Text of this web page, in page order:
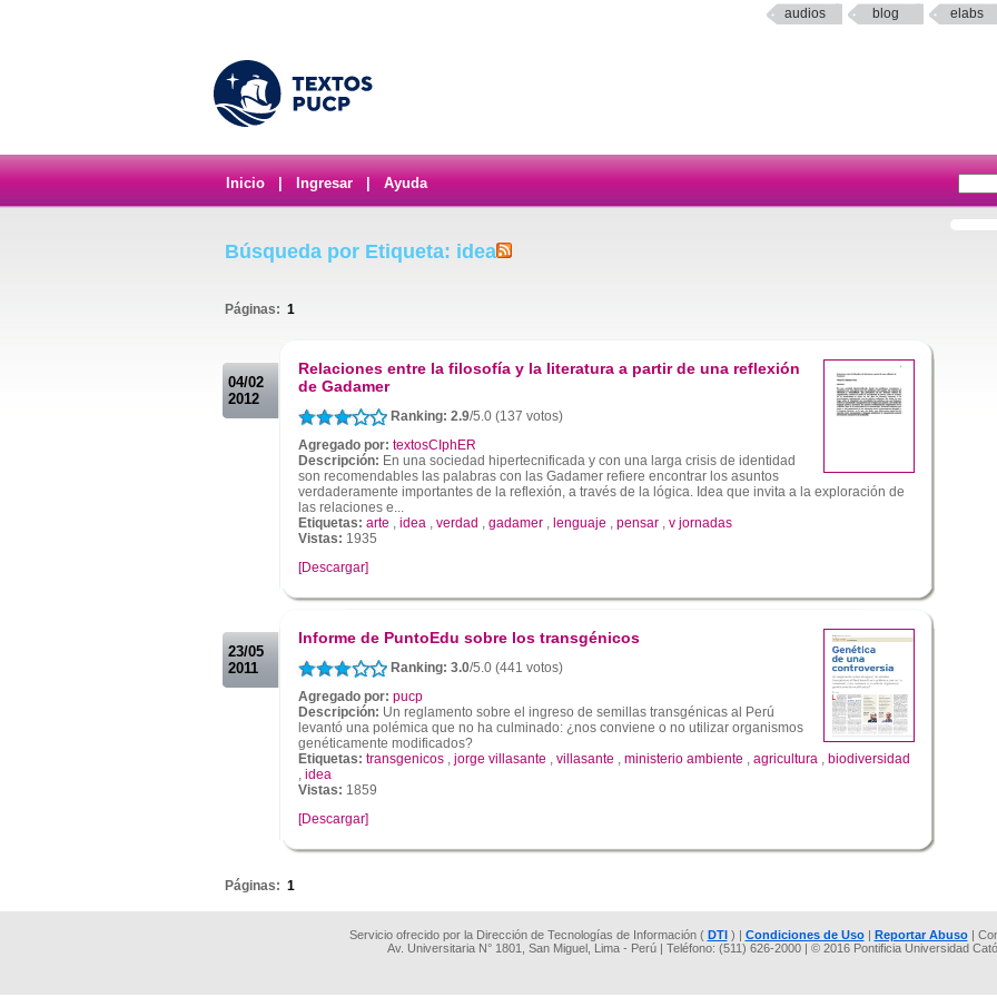
audios blog elabs
Inicio Ingresar Ayuda
Búsqueda por Etiqueta: idea
Páginas: 1
04/02
2012
Relaciones entre la filosofía y la literatura a partir de una reflexión
de Gadamer
Ranking: 2.9/5.0 (137 votos)
Agregado por: textosCIphER
Descripción: En una sociedad hipertecnificada y con una larga crisis de identidad
son recomendables las palabras con las Gadamer refiere encontrar los asuntos
verdaderamente importantes de la reflexión, a través de la lógica. Idea que invita a la exploración de
las relaciones e...
Etiquetas: arte , idea , verdad , gadamer , lenguaje , pensar , v jornadas
Vistas: 1935
[Descargar]
23/05
2011
Informe de PuntoEdu sobre los transgénicos
Ranking: 3.0/5.0 (441 votos)
Agregado por: pucp
Descripción: Un reglamento sobre el ingreso de semillas transgénicas al Perú
levantó una polémica que no ha culminado: ¿nos conviene o no utilizar organismos
genéticamente modificados?
Etiquetas: transgenicos , jorge villasante , villasante , ministerio ambiente , agricultura , biodiversidad
, idea
Vistas: 1859
[Descargar]
Páginas: 1
Servicio ofrecido por la Dirección de Tecnologías de Información ( DTI) | Condiciones de Uso| Reportar Abuso|
Av. Universitaria N° 1801, San Miguel, Lima - Perú | Teléfono: (511) 626-2000 | © 2016 Pontificia Universidad